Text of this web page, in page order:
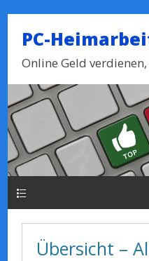
PC-
Online Geld
Übersicht –